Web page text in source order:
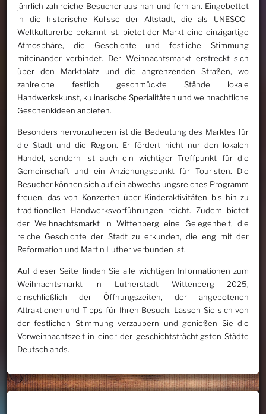
jährlich zahlreiche Besucher aus nah und fern an. Eingebettet
in die historische Kulisse der Altstadt, die als UNESCO-
Weltkulturerbe bekannt ist, bietet der Markt eine einzigartige
Atmosphäre, die Geschichte und festliche Stimmung
miteinander verbindet. Der Weihnachtsmarkt erstreckt sich
über den Marktplatz und die angrenzenden Straßen, wo
zahlreiche festlich geschmückte Stände lokale
Handwerkskunst, kulinarische Spezialitäten und weihnachtliche
Geschenkideen anbieten.
Besonders hervorzuheben ist die Bedeutung des Marktes für
die Stadt und die Region. Er fördert nicht nur den lokalen
Handel, sondern ist auch ein wichtiger Treffpunkt für die
Gemeinschaft und ein Anziehungspunkt für Touristen. Die
Besucher können sich auf ein abwechslungsreiches Programm
freuen, das von Konzerten über Kinderaktivitäten bis hin zu
traditionellen Handwerksvorführungen reicht. Zudem bietet
der Weihnachtsmarkt in Wittenberg eine Gelegenheit, die
reiche Geschichte der Stadt zu erkunden, die eng mit der
Reformation und Martin Luther verbunden ist.
Auf dieser Seite finden Sie alle wichtigen Informationen zum
Weihnachtsmarkt in Lutherstadt Wittenberg 2025,
einschließlich der Öffnungszeiten, der angebotenen
Attraktionen und Tipps für Ihren Besuch. Lassen Sie sich von
der festlichen Stimmung verzaubern und genießen Sie die
Vorweihnachtszeit in einer der geschichtsträchtigsten Städte
Deutschlands.